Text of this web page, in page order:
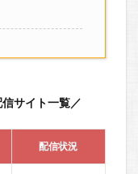
サイト一覧／
配信状況